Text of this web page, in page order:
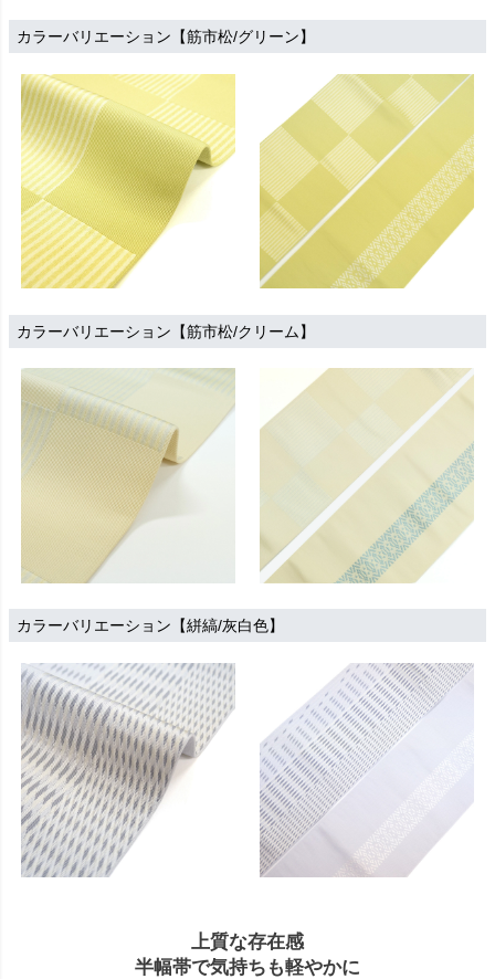
カラーバリエーション【筋市松/グリーン】
カラーバリエーション【筋市松/クリーム】
カラーバリエーション【絣縞/灰白色】
上質な存在感
半幅帯で気持ちも軽やかに